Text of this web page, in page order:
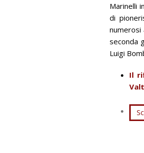
Marinelli
di
seconda
Luigi
Il